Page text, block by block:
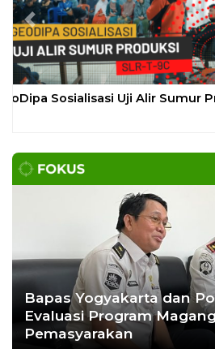
DAERAH| Agustus 6, 2026
Komisi 1 DPRD
Perbaikan Jalan
KKMP di Semampir
Probolinggo – DPRD
DAERAH| Agustus 6, 2026
Tujuh Kabupaten/Kota di
Kekeringan Ekstrem
MATARAM – Badan
dan Geofisika (BMKG)
DAERAH | Agustus 1, 2026
Muhammad Safi’i,
Probolinggo